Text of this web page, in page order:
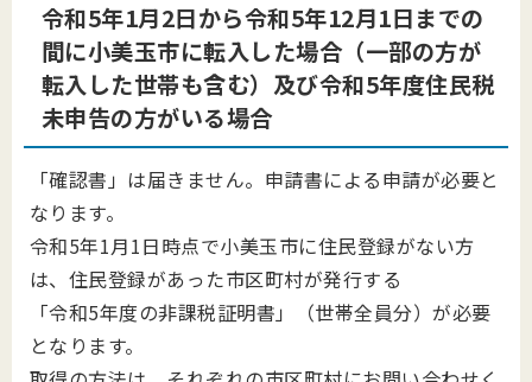
令和5年1月2日から令和5年12月1日までの
間に小美玉市に転入した場合（一部の方が
転入した世帯も含む）及び令和5年度住民税
未申告の方がいる場合
「確認書」は届きません。申請書による申請が必要と
なります。
令和5年1月1日時点で小美玉市に住民登録がない方
は、住民登録があった市区町村が発行する
「令和5年度の非課税証明書」（世帯全員分）が必要
となります。